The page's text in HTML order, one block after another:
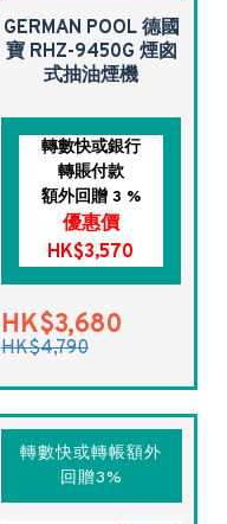
GERMAN POOL 德國
寶 RHZ-9450G 煙囪
式抽油煙機
轉數快或銀行
轉賬付款
額外回贈 3 %
優惠價
HK$3,570
HK$3,680
HK$4,790
轉數快或轉帳額外
回贈3%